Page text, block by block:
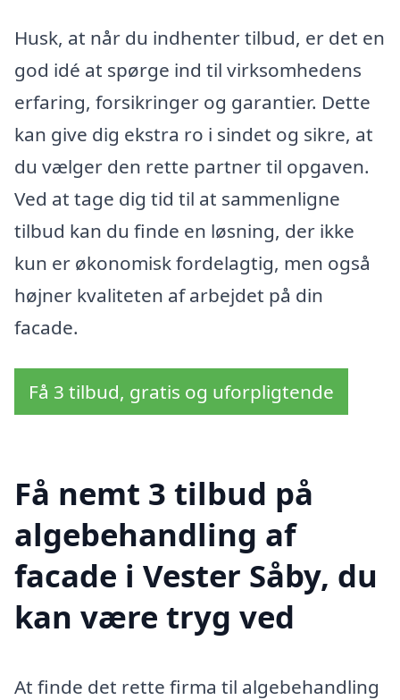
Husk, at når du indhenter tilbud, er det en
god idé at spørge ind til virksomhedens
erfaring, forsikringer og garantier. Dette
kan give dig ekstra ro i sindet og sikre, at
du vælger den rette partner til opgaven.
Ved at tage dig tid til at sammenligne
tilbud kan du finde en løsning, der ikke
kun er økonomisk fordelagtig, men også
højner kvaliteten af arbejdet på din
facade.
Få 3 tilbud, gratis og uforpligtende
Få nemt 3 tilbud på
algebehandling af
facade i Vester Såby, du
kan være tryg ved
At finde det rette firma til algebehandling